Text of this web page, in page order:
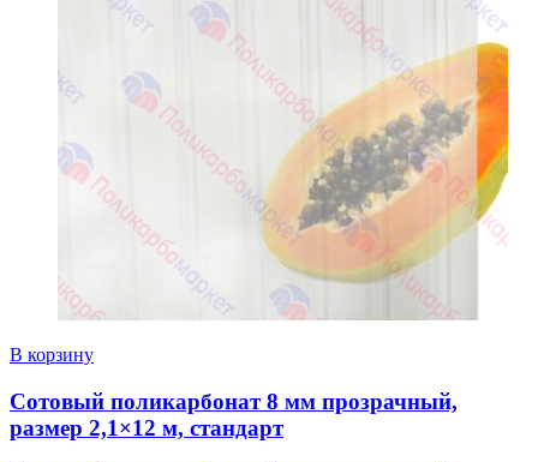
В корзину
Сотовый поликарбонат 8 мм прозрачный,
размер 2,1×12 м, стандарт